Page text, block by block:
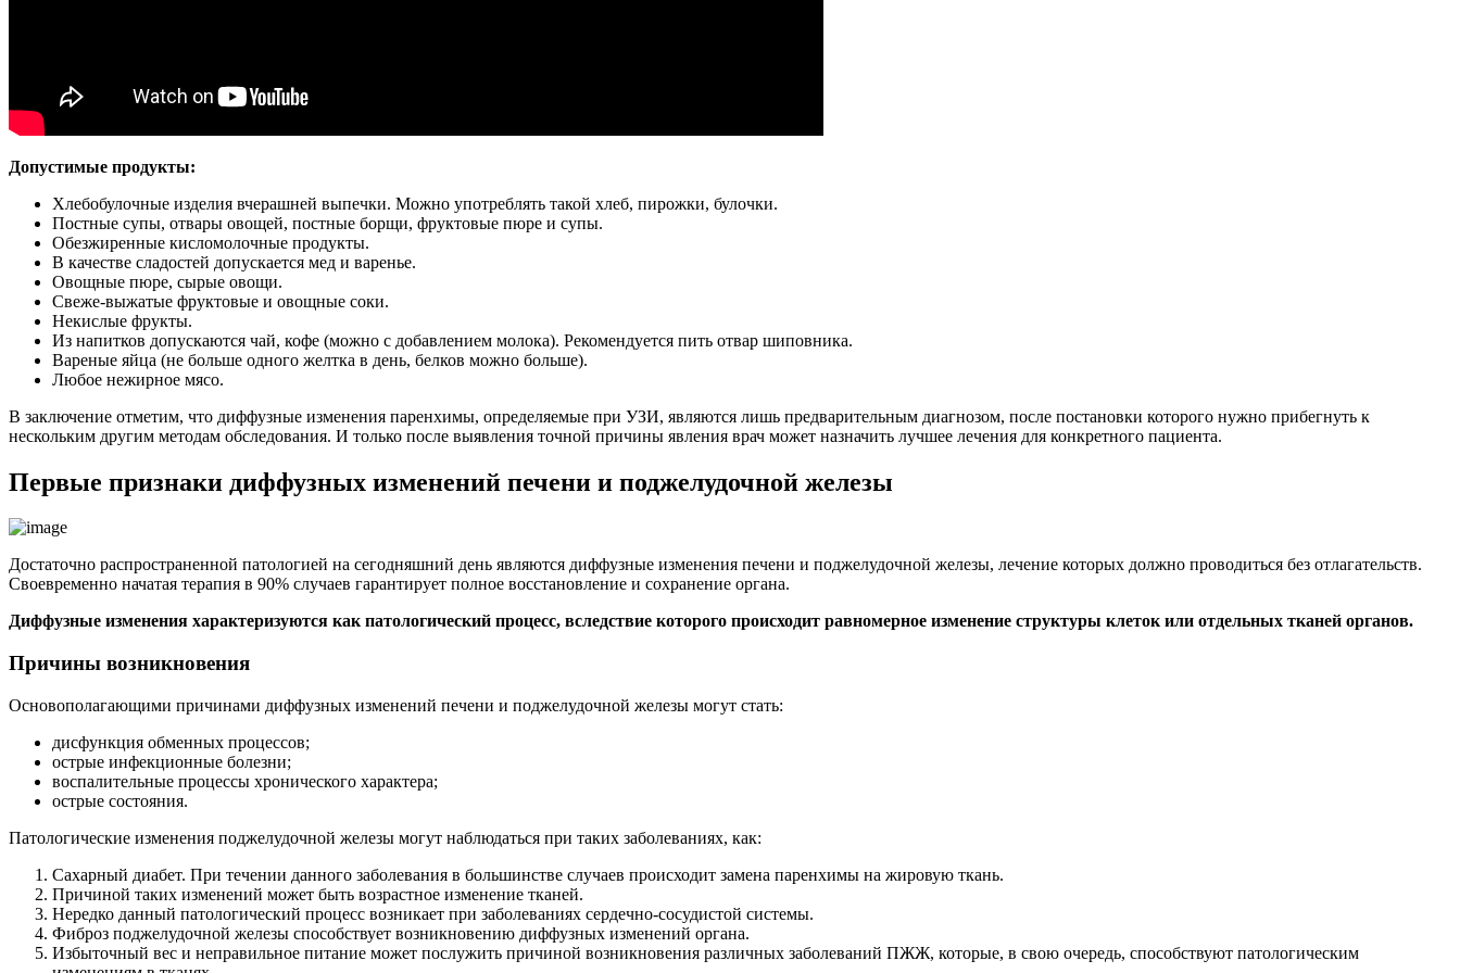
Допустимые продукты:
Хлебобулочные изделия вчерашней выпечки. Можно употреблять такой хлеб, пирожки, булочки.
Постные супы, отвары овощей, постные борщи, фруктовые пюре и супы.
Обезжиренные кисломолочные продукты.
В качестве сладостей допускается мед и варенье.
Овощные пюре, сырые овощи.
Свеже-выжатые фруктовые и овощные соки.
Некислые фрукты.
Из напитков допускаются чай, кофе (можно с добавлением молока). Рекомендуется пить отвар шиповника.
Вареные яйца (не больше одного желтка в день, белков можно больше).
Любое нежирное мясо.
В заключение отметим, что диффузные изменения паренхимы, определяемые при УЗИ, являются лишь предварительным диагнозом, после постановки которого нужно прибегнуть к
нескольким другим методам обследования. И только после выявления точной причины явления врач может назначить лучшее лечения для конкретного пациента.
Первые признаки диффузных изменений печени и поджелудочной железы
Достаточно распространенной патологией на сегодняшний день являются диффузные изменения печени и поджелудочной железы, лечение которых должно проводиться без отлагательств.
Своевременно начатая терапия в 90% случаев гарантирует полное восстановление и сохранение органа.
Диффузные изменения характеризуются как патологический процесс, вследствие которого происходит равномерное изменение структуры клеток или отдельных тканей органов.
Причины возникновения
Основополагающими причинами диффузных изменений печени и поджелудочной железы могут стать:
дисфункция обменных процессов;
острые инфекционные болезни;
воспалительные процессы хронического характера;
острые состояния.
Патологические изменения поджелудочной железы могут наблюдаться при таких заболеваниях, как:
Сахарный диабет. При течении данного заболевания в большинстве случаев происходит замена паренхимы на жировую ткань.
Причиной таких изменений может быть возрастное изменение тканей.
Нередко данный патологический процесс возникает при заболеваниях сердечно-сосудистой системы.
Фиброз поджелудочной железы способствует возникновению диффузных изменений органа.
Избыточный вес и неправильное питание может послужить причиной возникновения различных заболеваний ПЖЖ, которые, в свою очередь, способствуют патологическим